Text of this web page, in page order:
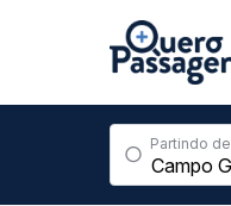
Partindo de